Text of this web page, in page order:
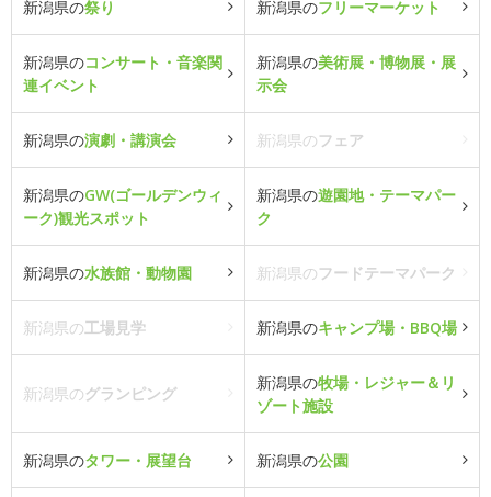
新潟県の祭り 新潟県のフリーマーケット
新潟県のコンサート・音楽関
連イベント
新潟県の美術展・博物展・展
示会
新潟県の演劇・講演会 新潟県のフェア
新潟県のGW(ゴールデンウィ
ーク)観光スポット
新潟県の遊園地・テーマパー
ク
新潟県の水族館・動物園 新潟県のフードテーマパーク
新潟県の工場見学 新潟県のキャンプ場・BBQ場
新潟県のグランピング
新潟県の牧場・レジャー＆リ
ゾート施設
新潟県のタワー・展望台 新潟県の公園